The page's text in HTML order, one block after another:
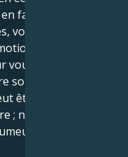
faisant des
vous avez la
d'une
et pour les
soin de soi et
être bénéfique
; néanmoins, il
et à la